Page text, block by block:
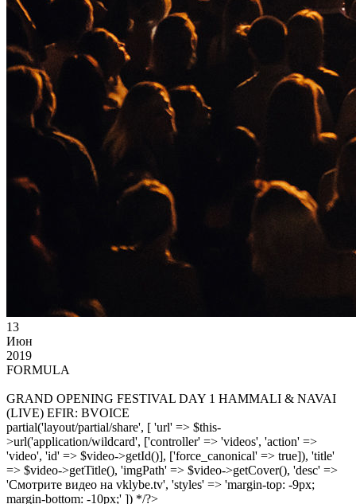
13
Июн
2019
FORMULA
GRAND OPENING FESTIVAL DAY 1 HAMMALI & NAVAI
(LIVE) EFIR: BVOICE
partial('layout/partial/share', [ 'url' => $this-
>url('application/wildcard', ['controller' => 'videos', 'action' =>
'video', 'id' => $video->getId()], ['force_canonical' => true]), 'title'
=> $video->getTitle(), 'imgPath' => $video->getCover(), 'desc' =>
'Смотрите видео на vklybe.tv', 'styles' => 'margin-top: -9px;
margin-bottom: -10px;' ]) */?>